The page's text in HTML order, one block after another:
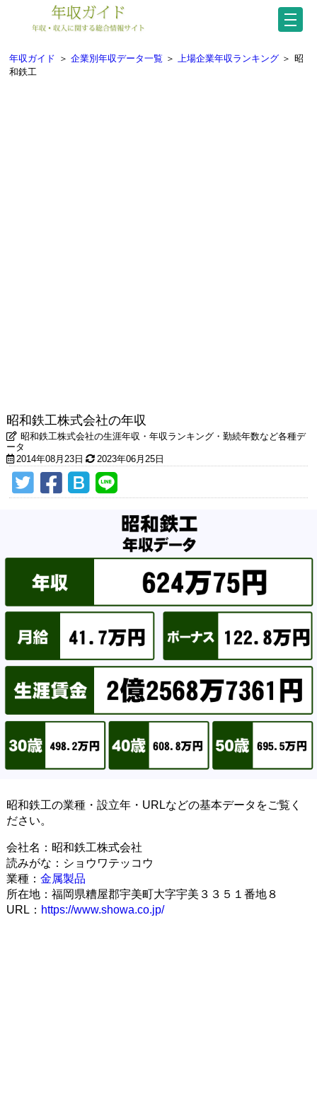
年収ガイド ＞ 企業別年収データ一覧 ＞ 上場企業年収ランキング ＞ 昭
和鉄工
昭和鉄工株式会社の年収
昭和鉄工株式会社の生涯年収・年収ランキング・勤続年数など各種デ
ータ
2014年08月23日
2023年06月25日
昭和鉄工の業種・設立年・URLなどの基本データをご覧く
ださい。
会社名：昭和鉄工株式会社
読みがな：ショウワテッコウ
業種： 金属製品
所在地：福岡県糟屋郡宇美町大字宇美３３５１番地８
URL： https://www.showa.co.jp/